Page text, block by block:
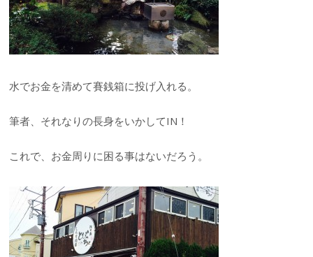
水でお金を清めて賽銭箱に投げ入れる。
筆者、それなりの長身をいかしてIN！
これで、お金周りに困る事はないだろう。